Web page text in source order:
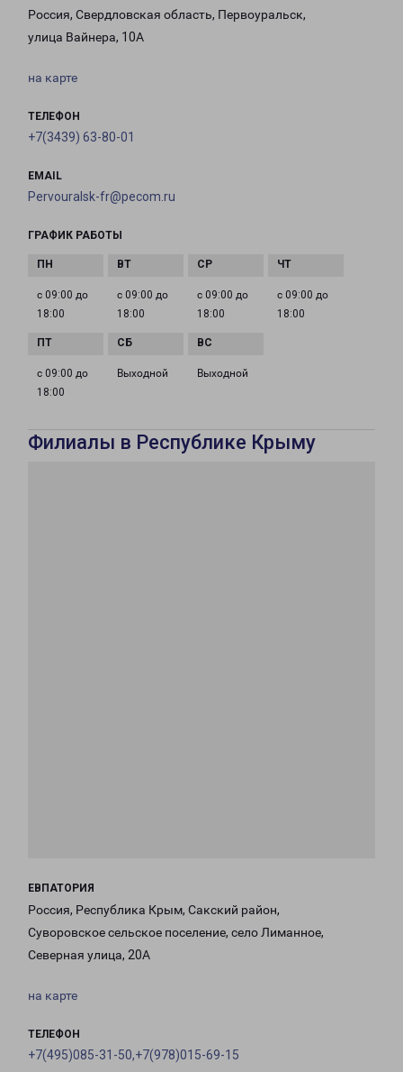
Россия, Свердловская область, Первоуральск,
улица Вайнера, 10А
на карте
ТЕЛЕФОН
+7(3439) 63-80-01
EMAIL
Pervouralsk-fr@pecom.ru
ГРАФИК РАБОТЫ
с 09:00 до
18:00
с 09:00 до
18:00
с 09:00 до
18:00
с 09:00 до
18:00
с 09:00 до
18:00
Выходной Выходной
Филиалы в Республике Крыму
ЕВПАТОРИЯ
Россия, Республика Крым, Сакский район,
Суворовское сельское поселение, село Лиманное,
Северная улица, 20А
на карте
ТЕЛЕФОН
+7(495)085-31-50,+7(978)015-69-15